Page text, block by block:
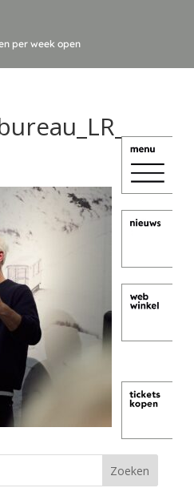
per week open